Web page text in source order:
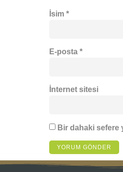
İsim *
E-posta *
İnternet sitesi
Bir dahaki sefere